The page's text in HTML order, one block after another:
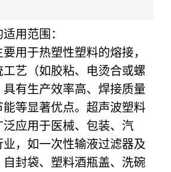
适用范围：
用于热塑性塑料的熔接，
艺（如胶粘、电烫合或螺
具有生产效率高、焊接质量
等显著优点。超声波塑料
应用于医械、包装、汽
业，如一次性输液过滤器及
自封袋、塑料酒瓶盖、洗碗